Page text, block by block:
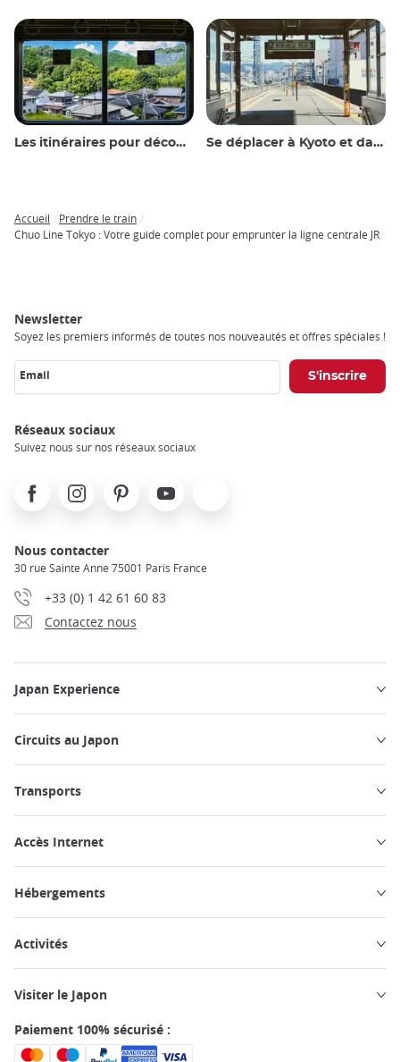
Les itinéraires pour découvrir le Japon Se déplacer à Kyoto et dans les environs
Breadcrumb
Accueil
Prendre le train
Chuo Line Tokyo : Votre guide complet pour emprunter la ligne centrale JR
Newsletter
Soyez les premiers informés de toutes nos nouveautés et offres spéciales !
Email
Réseaux sociaux
Suivez nous sur nos réseaux sociaux
FacebookInstagramPinterest Youtube
Nous contacter
30 rue Sainte Anne 75001 Paris France
+33 (0) 1 42 61 60 83
Contactez nous
Japan Experience
Circuits au Japon
Transports
Accès Internet
Hébergements
Activités
Visiter le Japon
Paiement 100% sécurisé :